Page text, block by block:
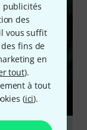
publicités
des
vous suffit
fins de
en
tout).
à tout
(ici).